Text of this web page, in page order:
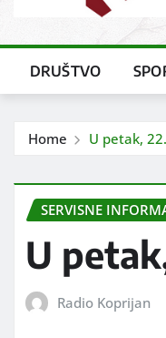
DRUŠTVO
Home U petak,
SERVISNE
U
Radio Koprijan